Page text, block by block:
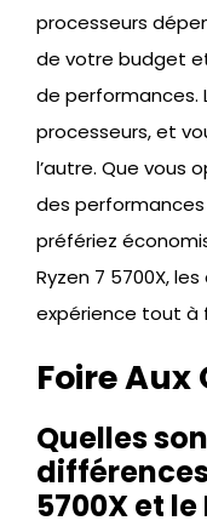
processeurs
de votre budget
de performances.
processeurs, et
l’autre. Que vous
des
préfériez
Ryzen 7 5700X,
expérience tout à
Foire Aux
Quelles
5700X et le